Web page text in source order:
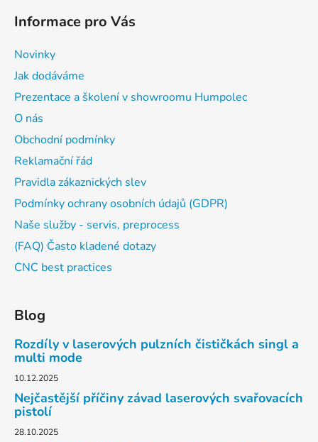
Informace pro Vás
Novinky
Jak dodáváme
Prezentace a školení v showroomu Humpolec
O nás
Obchodní podmínky
Reklamační řád
Pravidla zákaznických slev
Podmínky ochrany osobních údajů (GDPR)
Naše služby - servis, preprocess
(FAQ) Často kladené dotazy
CNC best practices
Blog
Rozdíly v laserových pulzních čističkách singl a
multi mode
10.12.2025
Nejčastější příčiny závad laserových svařovacích
pistolí
28.10.2025